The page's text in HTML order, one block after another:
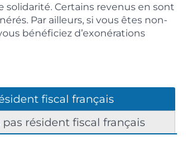
solidarité. Certains revenus en sont
Par ailleurs, si vous êtes non-
bénéficiez d’exonérations
fiscal français
pas résident fiscal français